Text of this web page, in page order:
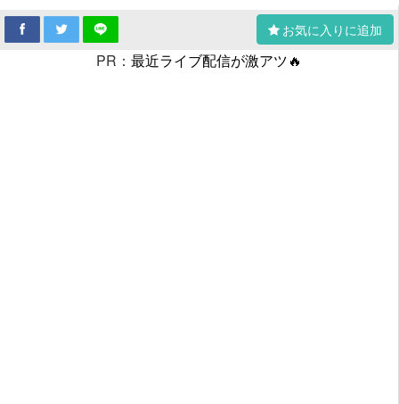
お気に入りに追加
PR： 最近ライブ配信が激アツ🔥